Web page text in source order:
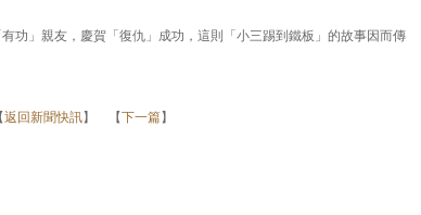
功」親友，慶賀「復仇」成功，這則「小三踢到鐵板」的故事因而傳
返回新聞快訊】 【下一篇】